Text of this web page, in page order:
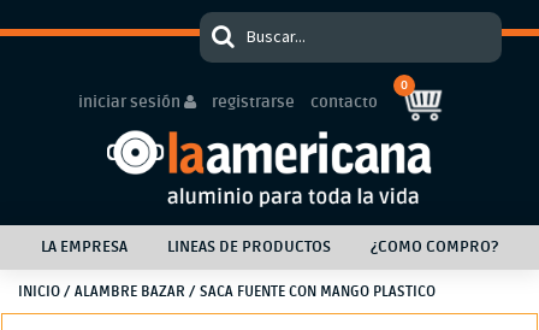
iniciar sesión registrarse contacto
0
LA EMPRESA LINEAS DE PRODUCTOS ¿COMO COMPRO?
INICIO / ALAMBRE BAZAR / SACA FUENTE CON MANGO PLASTICO